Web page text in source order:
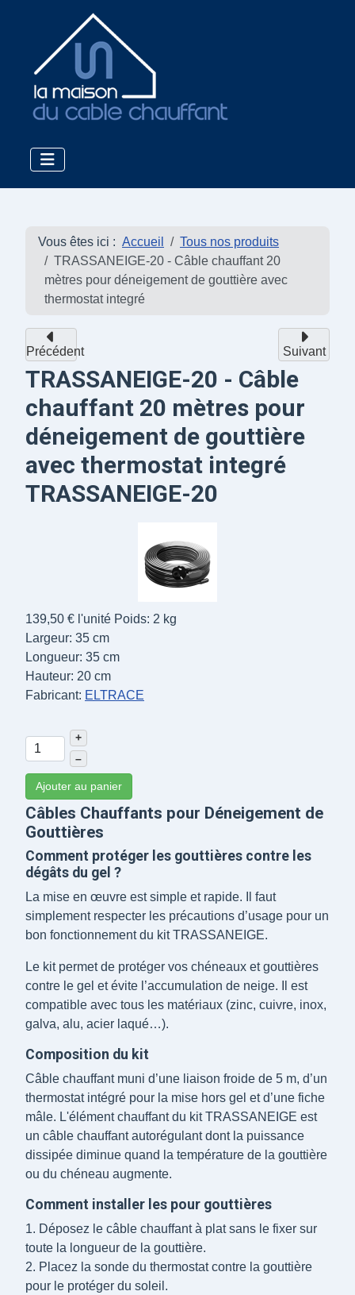
Vous êtes ici : Accueil
Tous nos produits
TRASSANEIGE-20 - Câble chauffant 20
mètres pour déneigement de gouttière avec
thermostat integré
Précédent Suivant
TRASSANEIGE-20 - Câble
chauffant 20 mètres pour
déneigement de gouttière
avec thermostat integré
TRASSANEIGE-20
139,50 € l'unité Poids: 2 kg
Largeur: 35 cm
Longueur: 35 cm
Hauteur: 20 cm
Fabricant: ELTRACE
+
–
Ajouter au panier
Câbles Chauffants pour Déneigement de
Gouttières
Comment protéger les gouttières contre les
dégâts du gel ?
La mise en œuvre est simple et rapide. Il faut
simplement respecter les précautions d’usage pour un
bon fonctionnement du kit TRASSANEIGE.
Le kit permet de protéger vos chéneaux et gouttières
contre le gel et évite l’accumulation de neige. Il est
compatible avec tous les matériaux (zinc, cuivre, inox,
galva, alu, acier laqué…).
Composition du kit
Câble chauffant muni d’une liaison froide de 5 m, d’un
thermostat intégré pour la mise hors gel et d’une fiche
mâle. L'élément chauffant du kit TRASSANEIGE est
un câble chauffant autorégulant dont la puissance
dissipée diminue quand la température de la gouttière
ou du chéneau augmente.
Comment installer les pour gouttières
1. Déposez le câble chauffant à plat sans le fixer sur
toute la longueur de la gouttière.
2. Placez la sonde du thermostat contre la gouttière
pour le protéger du soleil.